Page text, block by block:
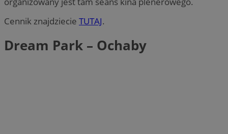
Cennik znajdziecie TUTAJ.
Dream Park – Ochaby